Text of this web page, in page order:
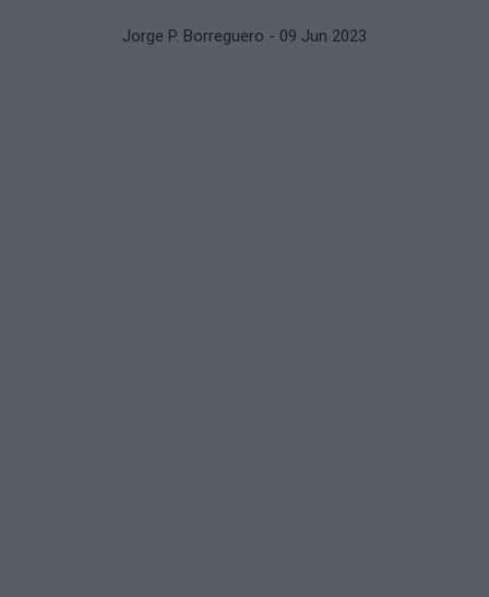
Jorge P. Borreguero - 09 Jun 2023